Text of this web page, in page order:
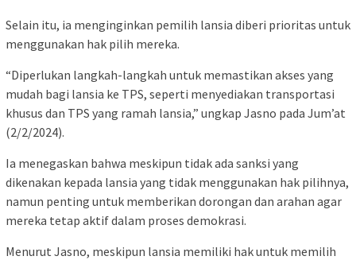
Selain itu, ia menginginkan pemilih lansia diberi prioritas untuk
menggunakan hak pilih mereka.
“Diperlukan langkah-langkah untuk memastikan akses yang
mudah bagi lansia ke TPS, seperti menyediakan transportasi
khusus dan TPS yang ramah lansia,” ungkap Jasno pada Jum’at
(2/2/2024).
Ia menegaskan bahwa meskipun tidak ada sanksi yang
dikenakan kepada lansia yang tidak menggunakan hak pilihnya,
namun penting untuk memberikan dorongan dan arahan agar
mereka tetap aktif dalam proses demokrasi.
Menurut Jasno, meskipun lansia memiliki hak untuk memilih